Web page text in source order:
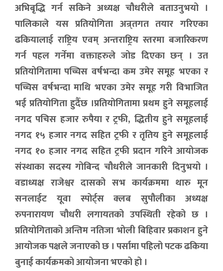
अभिबृद्धि गर्न सकिने अध्यक्ष चौधरीले बताउनुभयो ।
पालिकाले यस प्रतियोगिता अन्र्तगत तयार गरिएका
ढकियालाई राष्ट्रिय एवम् अन्तराष्ट्रिय स्तरमा बजारिकरण
गर्न पहल गर्नेमा वक्ताहरुले जोड दिएका छन् । उत
प्रतियोगितामा पच्चिस वर्षभन्दा कम उमेर समूह भएका र
पच्चिस वर्षभन्दा माथि भएका उमेर समूह गरी विभाजित
भई प्रतियोगिता हुदैँछ ।प्रतियोगितामा प्रथम हुने समूहलाई
नगद पचिस हजार रुपैया र ट्रफी, द्धितीय हुने समूहलाई
नगद १५ हजार नगद सहित ट्रफी र तृतिय हुने समूहलाई
नगद १० हजार नगद सहित ट्रफी प्रदान गरिने आयोजक
संस्थाका सदस्य गोबिन्द चौधरीले जानकारी दिनुभयो ।
वडाध्यक्ष राजेश्वर दासको सभ कार्यक्रममा थारु मून
सनलाईट यूवा स्पोर्ट्स क्लब सुपौलीका अध्यक्ष
रुपनारायण चौधरी लगायतको उपस्थिती रहेको छ ।
प्रतियोगिताको अन्तिम नतिजा भोली बिहिवार प्रकाशन हुने
आयोजक पक्षले जनाएको छ । पर्सामा पहिलो पटक ढकिया
बुनाई कार्यक्रमको आयोजना भएको हो ।